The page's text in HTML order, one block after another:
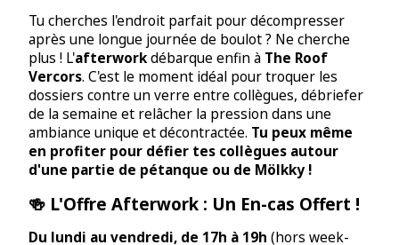
Tu cherches l'endroit parfait pour décompresser
après une longue journée de boulot ? Ne cherche
plus ! L'afterworkdébarque enfin à The Roof
Vercors. C'est le moment idéal pour troquer les
dossiers contre un verre entre collègues, débriefer
de la semaine et relâcher la pression dans une
ambiance unique et décontractée. Tu peux même
en profiter pour défier tes collègues autour
d'une partie de pétanque ou de Mölkky !
🍻 L'Offre Afterwork : Un En-cas Offert !
Du lundi au vendredi, de 17h à 19h (hors week-